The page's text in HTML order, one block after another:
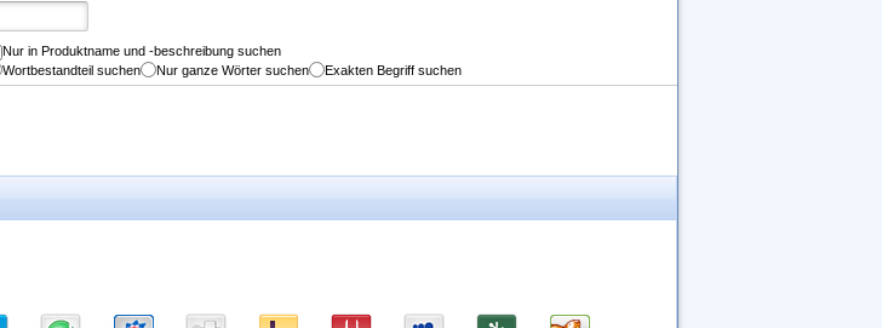
Nur in Produktname und -beschreibung suchen
Wortbestandteil suchen
Nur ganze Wörter suchen Exakten Begriff suchen